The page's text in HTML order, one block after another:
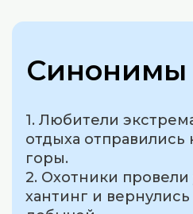
Синонимы
1. Любители
отдыха отправились
горы.
2. Охотники
хантинг и